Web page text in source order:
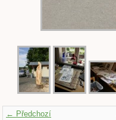
← Předchozí